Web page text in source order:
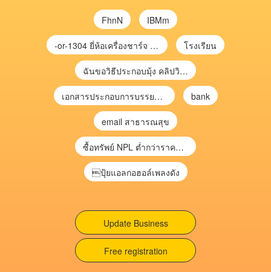
FhnN IBMm
-or-1304 ยี่ห้อเครื่องชาร์จ chargecore โรงเรียน
ฉันขอวิธีประกอบมุ้ง คลิปวิดีโอ การประกอบมุ้ง
เอกสารประกอบการบรรยาย การประเมินความเสี่ยงเพื่อวางแผนการตรวจสอบ \ bank
email สาธารณสุข
ซื้อทรัพย์ NPL ต่ำกว่าราคาตลาด 30-70% แบบไม่ต้องไปประมูล”
ปุ้ยแอลกอฮอล์เพลงดัง
Update Business
Free registration